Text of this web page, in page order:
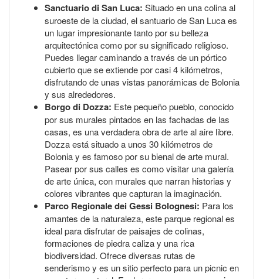
Sanctuario di San Luca: Situado en una colina al
suroeste de la ciudad, el santuario de San Luca es
un lugar impresionante tanto por su belleza
arquitectónica como por su significado religioso.
Puedes llegar caminando a través de un pórtico
cubierto que se extiende por casi 4 kilómetros,
disfrutando de unas vistas panorámicas de Bolonia
y sus alrededores.
Borgo di Dozza: Este pequeño pueblo, conocido
por sus murales pintados en las fachadas de las
casas, es una verdadera obra de arte al aire libre.
Dozza está situado a unos 30 kilómetros de
Bolonia y es famoso por su bienal de arte mural.
Pasear por sus calles es como visitar una galería
de arte única, con murales que narran historias y
colores vibrantes que capturan la imaginación.
Parco Regionale dei Gessi Bolognesi: Para los
amantes de la naturaleza, este parque regional es
ideal para disfrutar de paisajes de colinas,
formaciones de piedra caliza y una rica
biodiversidad. Ofrece diversas rutas de
senderismo y es un sitio perfecto para un picnic en